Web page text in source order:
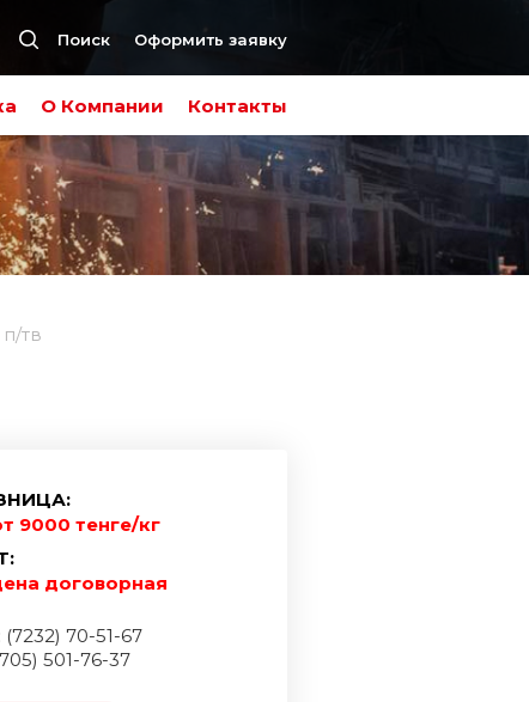
О Компании Контакты
Поиск Оформить заявку
тв
9000 тенге/кг
договорная
(7232) 70-51-67
501-76-37